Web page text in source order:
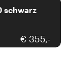
schwarz
€ 355,-